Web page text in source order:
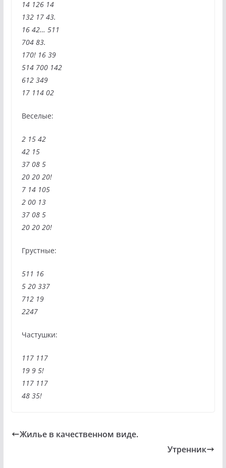
14 126 14
132 17 43.
16 42… 511
704 83.
170! 16 39
514 700 142
612 349
17 114 02
Веселые:
2 15 42
42 15
37 08 5
20 20 20!
7 14 105
2 00 13
37 08 5
20 20 20!
Грустные:
511 16
5 20 337
712 19
2247
Частушки:
117 117
19 9 5!
117 117
48 35!
Жилье в качественном виде.
Утренник